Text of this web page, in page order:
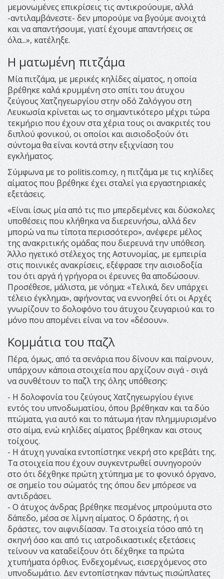
μεμονωμένες επικρίσεις τις αντικρούουμε, αλλά
-αντιλαμβάνεστε- δεν μπορούμε να βγούμε ανοιχτά
και να απαντήσουμε, γιατί έχουμε απαντήσεις σε
όλα...», κατέληξε.
Η ματωμένη πιτζάμα
Μία πιτζάμα, με μερικές κηλίδες αίματος, η οποία
βρέθηκε καλά κρυμμένη στο σπίτι του άτυχου
ζεύγους Χατζηγεωργίου στην οδό Ζαλόγγου στη
Λευκωσία κρίνεται ως το σημαντικότερο μέχρι τώρα
τεκμήριο που έχουν στα χέρια τους οι ανακριτές του
διπλού φονικού, οι οποίοι και αισιοδοξούν ότι
σύντομα θα είναι κοντά στην εξιχνίαση του
εγκλήματος.
Σύμφωνα με το politis.com.cy, η πιτζάμα με τις κηλίδες
αίματος που βρέθηκε έχει σταλεί για εργαστηριακές
εξετάσεις.
«Είναι ίσως μία από τις πιο μπερδεμένες και δύσκολες
υποθέσεις που κλήθηκα να διερευνήσω, αλλά δεν
μπορώ να πω τίποτα περισσότερο», ανέφερε μέλος
της ανακριτικής ομάδας που διερευνά την υπόθεση.
Άλλο ηγετικό στέλεχος της Αστυνομίας, με εμπειρία
στις ποινικές ανακρίσεις, εξέφρασε την αισιοδοξία
του ότι αργά ή γρήγορα οι έρευνες θα αποδώσουν.
Προσέθεσε, μάλιστα, με νόημα: «Τελικά, δεν υπάρχει
τέλειο έγκλημα», αφήνοντας να εννοηθεί ότι οι Αρχές
γνωρίζουν το δολοφόνο του άτυχου ζευγαριού και το
μόνο που απομένει είναι να τον «δέσουν».
Κομμάτια του παζλ
Πέρα, όμως, από τα σενάρια που δίνουν και παίρνουν,
υπάρχουν κάποια στοιχεία που αρχίζουν σιγά - σιγά
να συνθέτουν το παζλ της όλης υπόθεσης:
- Η δολοφονία του ζεύγους Χατζηγεωργίου έγινε
εντός του υπνοδωματίου, όπου βρέθηκαν και τα δύο
πτώματα, για αυτό και το πάτωμα ήταν πλημμυρισμένο
στο αίμα, ενώ κηλίδες αίματος βρέθηκαν και στους
τοίχους.
- Η άτυχη γυναίκα εντοπίστηκε νεκρή στο κρεβάτι της.
Τα στοιχεία που έχουν συγκεντρωθεί συνηγορούν
στο ότι δέχθηκε πρώτη χτύπημα με το φονικό όργανο,
σε σημείο του σώματός της όπου δεν μπόρεσε να
αντιδράσει.
- Ο άτυχος άνδρας βρέθηκε πεσμένος μπρούμυτα στο
δάπεδο, μέσα σε λίμνη αίματος. Ο δράστης, ή οι
δράστες, τον αιφνιδίασαν. Τα στοιχεία τόσο από τη
σκηνή όσο και από τις ιατροδικαστικές εξετάσεις
τείνουν να καταδείξουν ότι δέχθηκε τα πρώτα
χτυπήματα όρθιος. Ενδεχομένως, εισερχόμενος στο
υπνοδωμάτιο. Δεν εντοπίστηκαν πάντως πισώπλατες